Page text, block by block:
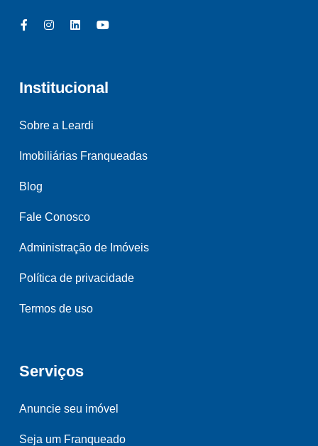
Institucional
Sobre a Leardi
Imobiliárias Franqueadas
Blog
Fale Conosco
Administração de Imóveis
Política de privacidade
Termos de uso
Serviços
Anuncie seu imóvel
Seja um Franqueado